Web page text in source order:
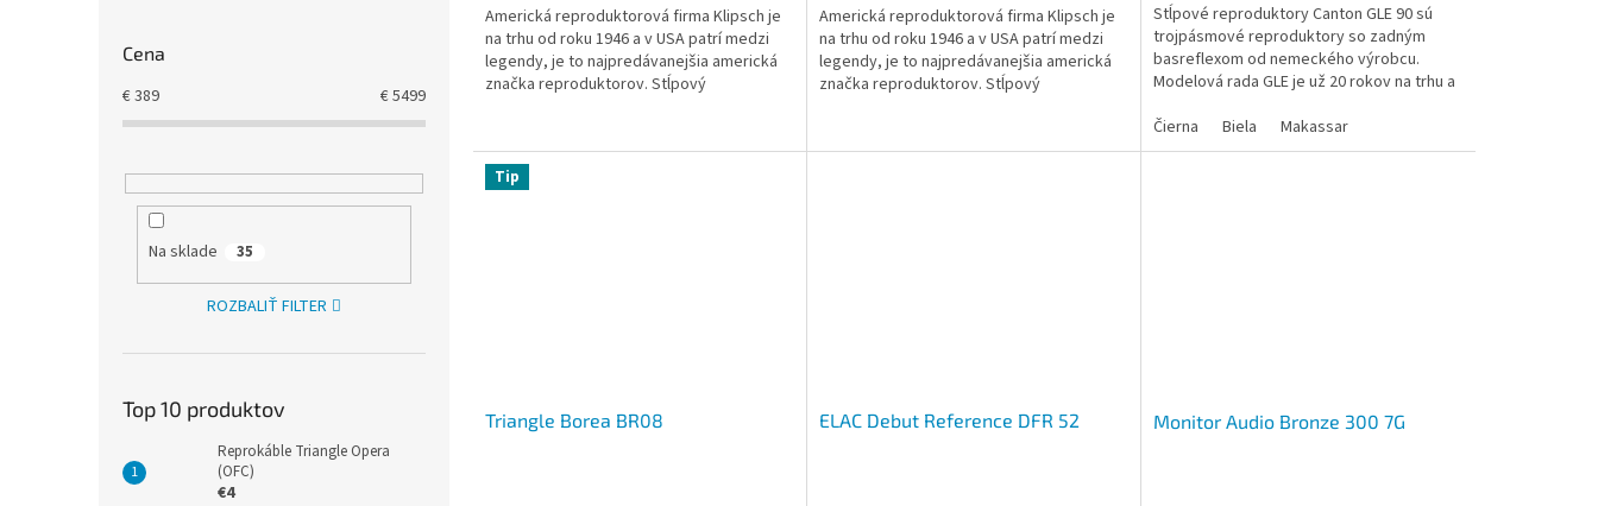
Cena
€389 €5499
Na sklade 35
ROZBALIŤ FILTER
Top 10 produktov
Reprokáble Triangle Opera
(OFC)
€4
Americká reproduktorová firma Klipsch je
na trhu od roku 1946 a v USA patrí medzi
legendy, je to najpredávanejšia americká
značka reproduktorov. Stĺpový
Americká reproduktorová firma Klipsch je
na trhu od roku 1946 a v USA patrí medzi
legendy, je to najpredávanejšia americká
značka reproduktorov. Stĺpový
Stĺpové reproduktory Canton GLE 90 sú
trojpásmové reproduktory so zadným
basreflexom od nemeckého výrobcu.
Modelová rada GLE je už 20 rokov na trhu a
Čierna
Biela Makassar
Tip
Triangle Borea BR08 ELAC Debut Reference DFR 52 Monitor Audio Bronze 300 7G